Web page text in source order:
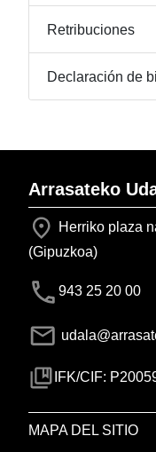
Retribuciones
Declaración de
Arrasateko
Herriko plaza
(Gipuzkoa)
943 25 20 00
IFK/CIF:
MAPA DEL SITIO